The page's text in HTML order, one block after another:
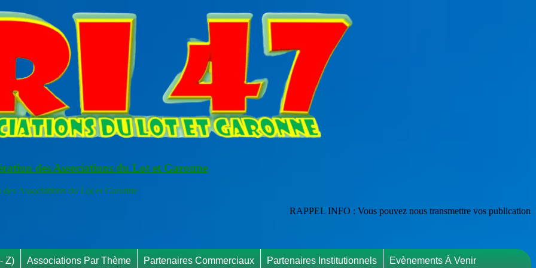
des Associations du Lot et Garonne
Associations du Lot et Garonne
RAPPEL INFO : Vous pouvez nous transmettre vos publications en les adressant
Z) Associations Par Thème Partenaires Commerciaux Partenaires Institutionnels Evènements À Venir